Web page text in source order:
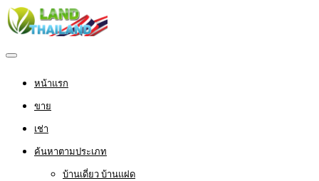
หน้าแรก
ขาย
เช่า
ค้นหาตามประเภท
บ้านเดี่ยว บ้านแฝด